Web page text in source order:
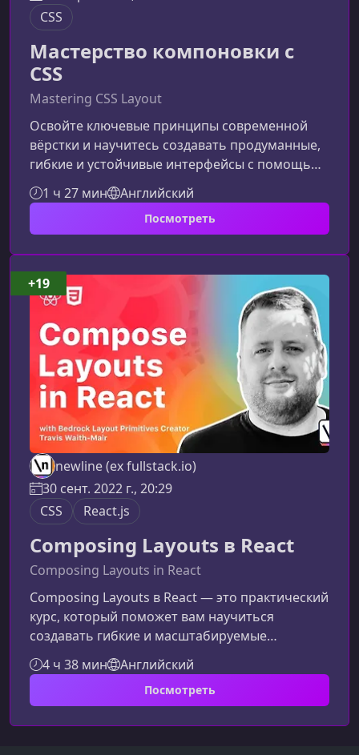
CSS
Мастерство компоновки с
CSS
Mastering CSS Layout
Освойте ключевые принципы современной
вёрстки и научитесь создавать продуманные,
гибкие и устойчивые интерфейсы с помощью
CSS Grid и Flexbox. Этот курс поможет вам
понимать логику любого макета, разбирать
его на простые элементы и уверенно
хаотичных решений.Что вы изучитеКурс
фокусируется на практических подходах,
позволяя вам формировать мышление
профессионального верстальщика. Вы
научитесь предвидет
1 ч 27 мин Английский
Посмотреть
newline (ex fullstack.io)
30 сент. 2022 г., 20:29
CSS
React.js
Composing Layouts в React
Composing Layouts in React
Composing Layouts в React — это практический
курс, который поможет вам научиться
создавать гибкие и масштабируемые
интерфейсы. Вы узнаете, как сочетать простые
примитивы, использовать современные
возможности CSS и выстраивать макеты
усилиями.Что вы изучите в этом курсеКурс
4 ч 38 мин Английский
Посмотреть
+19